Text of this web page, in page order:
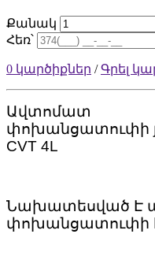
Քանակ
Հեռ՝
0 կարծիքներ /Գրել
Ավտոմատ
փոխանցատուփի
CVT 4L
Նախատեսված Է
փոխանցատուփի